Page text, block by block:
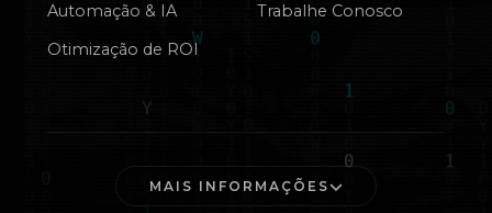
Automação & IA
Otimização de ROI
Trabalhe Conosco
MAIS INFORMAÇÕES